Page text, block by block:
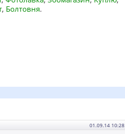
, Болтовня.
01.09.14 10:28